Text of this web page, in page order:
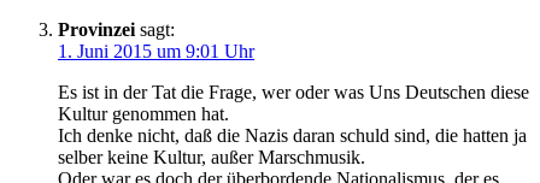
Provinzei sagt:
1. Juni 2015 um 9:01 Uhr
Es ist in der Tat die Frage, wer oder was Uns Deutschen diese
Kultur genommen hat.
Ich denke nicht, daß die Nazis daran schuld sind, die hatten ja
selber keine Kultur, außer Marschmusik.
Oder war es doch der überbordende Nationalismus, der es